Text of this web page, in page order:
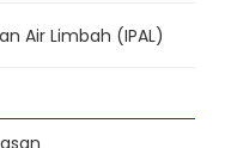
Air Limbah (IPAL)